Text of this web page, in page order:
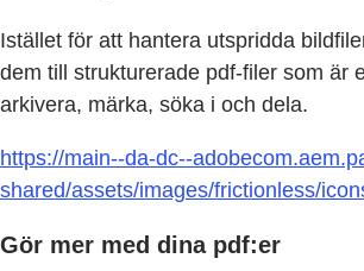
Istället för att hantera utspridda
dem till strukturerade pdf-filer som är
arkivera, märka, söka i och dela.
https://main--da-dc--
shared/assets/images/frictionless/
Gör mer med dina pdf:er